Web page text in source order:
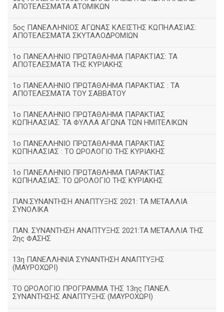
ΑΠΟΤΕΛΕΣΜΑΤΑ ΑΤΟΜΙΚΩΝ
5ος ΠΑΝΕΛΛΗΝΙΟΣ ΑΓΩΝΑΣ ΚΛΕΙΣΤΗΣ ΚΩΠΗΛΑΣΙΑΣ:
ΑΠΟΤΕΛΕΣΜΑΤΑ ΣΚΥΤΑΛΟΔΡΟΜΙΩΝ
1ο ΠΑΝΕΛΛΗΝΙΟ ΠΡΩΤΑΘΛΗΜΑ ΠΑΡΑΚΤΙΑΣ: ΤΑ
ΑΠΟΤΕΛΕΣΜΑΤΑ ΤΗΣ ΚΥΡΙΑΚΗΣ
1ο ΠΑΝΕΛΛΗΝΙΟ ΠΡΩΤΑΘΛΗΜΑ ΠΑΡΑΚΤΙΑΣ : ΤΑ
ΑΠΟΤΕΛΕΣΜΑΤΑ ΤΟΥ ΣΑΒΒΑΤΟΥ
1ο ΠΑΝΕΛΛΗΝΙΟ ΠΡΩΤΑΘΛΗΜΑ ΠΑΡΑΚΤΙΑΣ
ΚΩΠΗΛΑΣΙΑΣ: ΤΑ ΦΥΛΛΑ ΑΓΩΝΑ ΤΩΝ ΗΜΙΤΕΛΙΚΩΝ
1ο ΠΑΝΕΛΛΗΝΙΟ ΠΡΩΤΑΘΛΗΜΑ ΠΑΡΑΚΤΙΑΣ
ΚΩΠΗΛΑΣΙΑΣ : ΤΟ ΩΡΟΛΟΓΙΟ ΤΗΣ ΚΥΡΙΑΚΗΣ
1o ΠΑΝΕΛΛΗΝΙΟ ΠΡΩΤΑΘΛΗΜΑ ΠΑΡΑΚΤΙΑΣ
ΚΩΠΗΛΑΣΙΑΣ: ΤΟ ΩΡΟΛΟΓΙΟ ΤΗΣ ΚΥΡΙΑΚΗΣ
ΠΑΝ.ΣΥΝΑΝΤΗΣΗ ΑΝΑΠΤΥΞΗΣ 2021: ΤΑ ΜΕΤΑΛΛΙΑ
ΣΥΝΟΛΙΚΑ
ΠΑΝ. ΣΥΝΑΝΤΗΣΗ ΑΝΑΠΤΥΞΗΣ 2021:ΤΑ ΜΕΤΑΛΛΙΑ ΤΗΣ
2ης ΦΑΣΗΣ
13η ΠΑΝΕΛΛΗΝΙΑ ΣΥΝΑΝΤΗΣΗ ΑΝΑΠΤΥΞΗΣ
(ΜΑΥΡΟΧΩΡΙ)
ΤΟ ΩΡΟΛΟΓΙΟ ΠΡΟΓΡΑΜΜΑ ΤΗΣ 13ης ΠΑΝΕΛ.
ΣΥΝΑΝΤΗΣΗΣ ΑΝΑΠΤΥΞΗΣ (ΜΑΥΡΟΧΩΡΙ)